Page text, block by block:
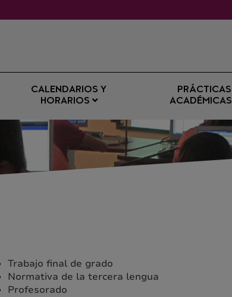
CALENDARIOS Y
HORARIOS
PRÁCTICAS
ACADÉMICAS
Trabajo final de grado
Normativa de la tercera lengua
Profesorado